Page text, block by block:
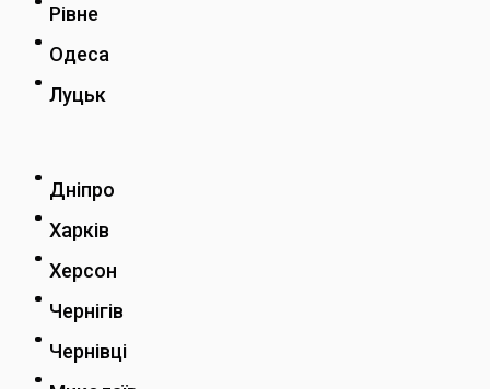
Рівне
Одеса
Луцьк
Дніпро
Харків
Херсон
Чернігів
Чернівці